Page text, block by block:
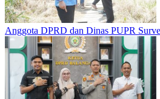
Anggota DPRD dan Dinas PUPR